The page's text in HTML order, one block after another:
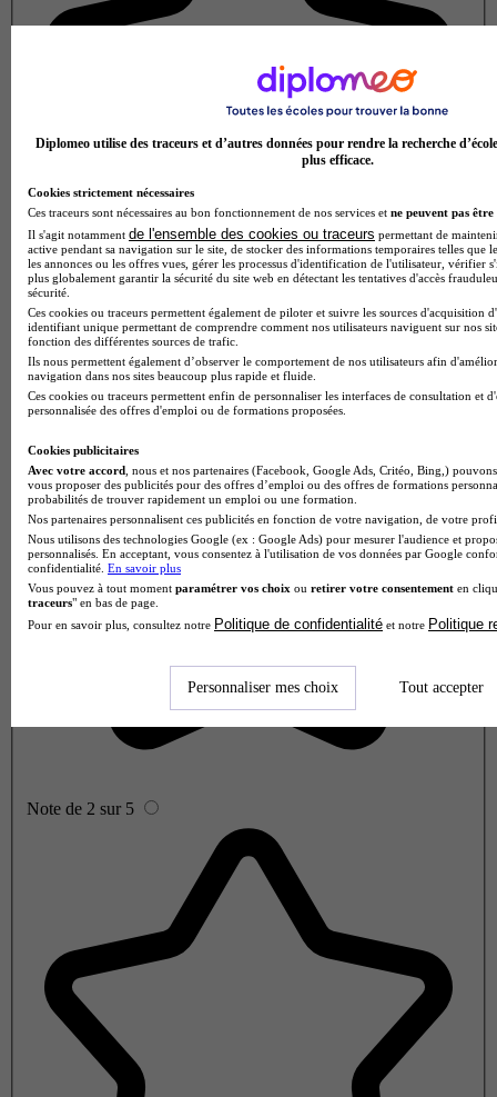
Note de 1 sur 5
Note de 2 sur 5
Diplomeo utilise des traceurs et d’autres données pour rendre la recherche
plus efficace.
Cookies strictement nécessaires
Ces traceurs sont nécessaires au bon fonctionnement de nos services et ne peuvent pas être
Il s'agit notamment de l'ensemble des cookies ou traceurs permettant de
active pendant sa navigation sur le site, de stocker des informations temporaires telles que
les annonces ou les offres vues, gérer les processus d'identification de l'utilisateur, vérifier
plus globalement garantir la sécurité du site web en détectant les tentatives d'accès
sécurité.
Ces cookies ou traceurs permettent également de piloter et suivre les sources d'acquisition
identifiant unique permettant de comprendre comment nos utilisateurs naviguent sur nos
fonction des différentes sources de trafic.
Ils nous permettent également d’observer le comportement de nos utilisateurs afin
navigation dans nos sites beaucoup plus rapide et fluide.
Ces cookies ou traceurs permettent enfin de personnaliser les interfaces de consultation et
personnalisée des offres d'emploi ou de formations proposées.
Cookies publicitaires
Avec votre accord , nous et nos partenaires (Facebook, Google Ads, Critéo, Bing,)
vous proposer des publicités pour des offres d’emploi ou des offres de formations
probabilités de trouver rapidement un emploi ou une formation.
Nos partenaires personnalisent ces publicités en fonction de votre navigation, de votre
Nous utilisons des technologies Google (ex : Google Ads) pour mesurer l'audience et
personnalisés. En acceptant, vous consentez à l'utilisation de vos données par Google
confidentialité. En savoir plus
Vous pouvez à tout moment paramétrer vos choix ou retirer votre consentement en
traceurs" en bas de page.
Pour en savoir plus, consultez notre Politique de confidentialité et notre Politique
Personnaliser mes choix Tout accepter